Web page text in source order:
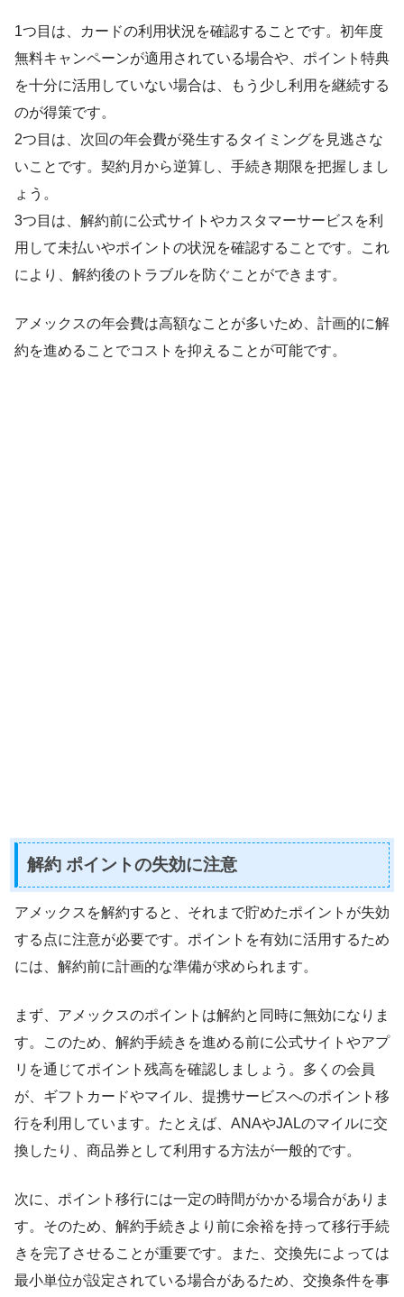
1つ目は、カードの利用状況を確認することです。初年度
無料キャンペーンが適用されている場合や、ポイント特典
を十分に活用していない場合は、もう少し利用を継続する
のが得策です。
2つ目は、次回の年会費が発生するタイミングを見逃さな
いことです。契約月から逆算し、手続き期限を把握しまし
ょう。
3つ目は、解約前に公式サイトやカスタマーサービスを利
用して未払いやポイントの状況を確認することです。これ
により、解約後のトラブルを防ぐことができます。
アメックスの年会費は高額なことが多いため、計画的に解
約を進めることでコストを抑えることが可能です。
解約 ポイントの失効に注意
アメックスを解約すると、それまで貯めたポイントが失効
する点に注意が必要です。ポイントを有効に活用するため
には、解約前に計画的な準備が求められます。
まず、アメックスのポイントは解約と同時に無効になりま
す。このため、解約手続きを進める前に公式サイトやアプ
リを通じてポイント残高を確認しましょう。多くの会員
が、ギフトカードやマイル、提携サービスへのポイント移
行を利用しています。たとえば、ANAやJALのマイルに交
換したり、商品券として利用する方法が一般的です。
次に、ポイント移行には一定の時間がかかる場合がありま
す。そのため、解約手続きより前に余裕を持って移行手続
きを完了させることが重要です。また、交換先によっては
最小単位が設定されている場合があるため、交換条件を事